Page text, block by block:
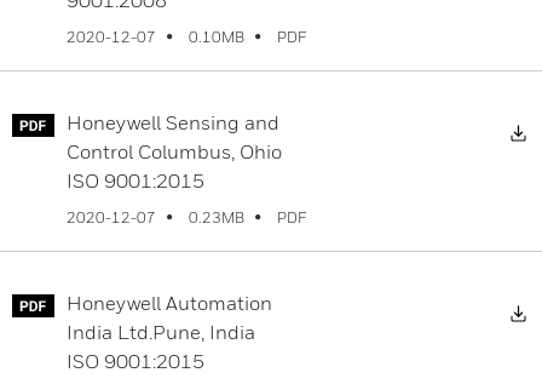
2020-12-07 0.10MB PDF
Honeywell Sensing and
Control Columbus, Ohio
ISO 9001:2015
2020-12-07 0.23MB PDF
Honeywell Automation
India Ltd.Pune, India
ISO 9001:2015